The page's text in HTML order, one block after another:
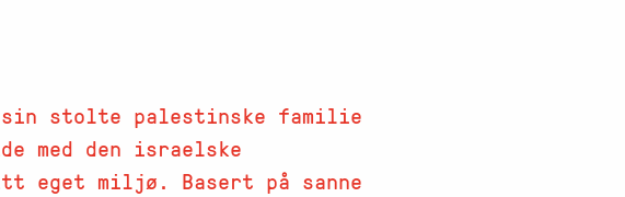
sin stolte palestinske familie
med den israelske
eget miljø. Basert på sanne